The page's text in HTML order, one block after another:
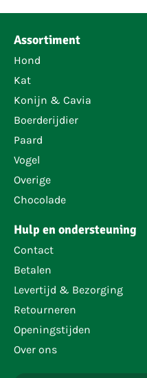
Assortiment
Hond
Kat
Konijn & Cavia
Boerderijdier
Paard
Vogel
Overige
Chocolade
Hulp en ondersteuning
Contact
Betalen
Levertijd & Bezorging
Retourneren
Openingstijden
Over ons